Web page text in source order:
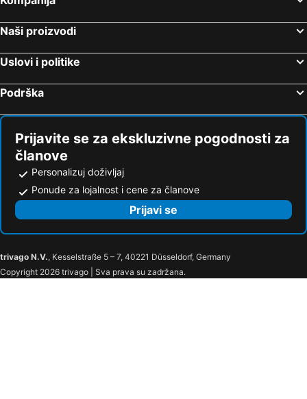
Hoteli Tesalija
Naši proizvodi
Uslovi i politike
Podrška
Prijavite se za ekskluzivne pogodnosti za
članove
Personalizuj doživljaj
Ponude za lojalnost i cene za članove
Prijavi se
trivago N.V., Kesselstraße 5 – 7, 40221 Düsseldorf, Germany
Copyright 2026 trivago | Sva prava su zadržana.